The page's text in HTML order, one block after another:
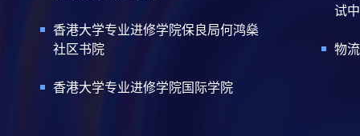
香港大学专业进修学院保良局何鸿燊
社区书院
香港大学专业进修学院国际学院
试
物